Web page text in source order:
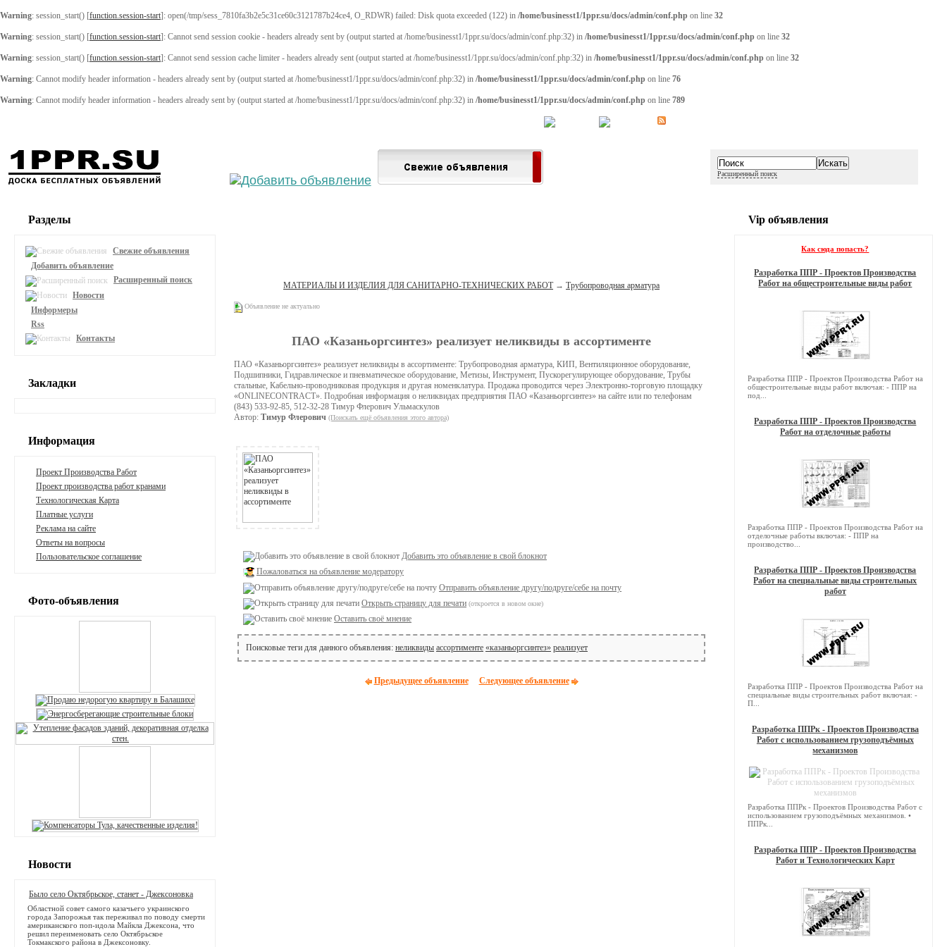
Warning: session_start() [function.session-start]: open(/tmp/sess_7810fa3b2e5c31ce60c3121787b24ce4, O_RDWR) failed: Disk quota exceeded (122) in /home/businesst1/1ppr.su/docs/admin/conf.php on line 32
Warning: session_start() [function.session-start]: Cannot send session cookie - headers already sent by (output started at /home/businesst1/1ppr.su/docs/admin/conf.php:32) in /home/businesst1/1ppr.su/docs/admin/conf.php on line 32
Warning: session_start() [function.session-start]: Cannot send session cache limiter - headers already sent (output started at /home/businesst1/1ppr.su/docs/admin/conf.php:32) in /home/businesst1/1ppr.su/docs/admin/conf.php on line 32
Warning: Cannot modify header information - headers already sent by (output started at /home/businesst1/1ppr.su/docs/admin/conf.php:32) in /home/businesst1/1ppr.su/docs/admin/conf.php on line 76
Warning: Cannot modify header information - headers already sent by (output started at /home/businesst1/1ppr.su/docs/admin/conf.php:32) in /home/businesst1/1ppr.su/docs/admin/conf.php on line 789
Расширенный поиск
МАТЕРИАЛЫ И ИЗДЕЛИЯ ДЛЯ САНИТАРНО-ТЕХНИЧЕСКИХ РАБОТ→Трубопроводная арматура
Объявление не актуально
ПАО «Казаньоргсинтез» реализует неликвиды в ассортименте
ПАО «Казаньоргсинтез» реализует неликвиды в ассортименте: Трубопроводная арматура, КИП, Вентиляционное оборудование,
Подшипники, Гидравлическое и пневматическое оборудование, Метизы, Инструмент, Пускорегулирующее оборудование, Трубы
стальные, Кабельно-проводниковая продукция и другая номенклатура. Продажа проводится через Электронно-торговую площадку
«ONLINECONTRACT». Подробная информация о неликвидах предприятия ПАО «Казаньоргсинтез» на сайте или по телефонам
(843) 533-92-85, 512-32-28 Тимур Флерович Ульмаскулов
Автор: Тимур Флерович (Поискать ещё объявления этого автора)
Добавить это объявление в свой блокнот
Пожаловаться на объявление модератору
Отправить объявление другу/подруге/себе на почту
Открыть страницу для печати (откроется в новом окне)
Оставить своё мнение
Поисковые теги для данного объявления: неликвиды ассортименте «казаньоргсинтез» реализует
Предыдущее объявление Следующее объявление
Разделы
Свежие объявления
Добавить объявление
Расширенный поиск
Новости
Информеры
Rss
Контакты
Закладки
Информация
Проект Производства Работ
Проект производства работ кранами
Технологическая Карта
Платные услуги
Реклама на сайте
Ответы на вопросы
Пользовательское соглашение
Фото-объявления
Новости
Было село Октябрьское, станет - Джексоновка
Областной совет самого казачьего украинского
города Запорожья так переживал по поводу смерти
американского поп-идола Майкла Джексона, что
решил переименовать село Октябрьское
Токмакского района в Джексоновку.
Vip объявления
Как сюда попасть?
Разработка ППР - Проектов Производства
Работ на общестроительные виды работ
Разработка ППР - Проектов Производства Работ на
общестроительные виды работ включая: - ППР на
под...
Разработка ППР - Проектов Производства
Работ на отделочные работы
Разработка ППР - Проектов Производства Работ на
отделочные работы включая: - ППР на
производство...
Разработка ППР - Проектов Производства
Работ на специальные виды строительных
работ
Разработка ППР - Проектов Производства Работ на
специальные виды строительных работ включая: -
П...
Разработка ППРк - Проектов Производства
Работ с использованием грузоподъёмных
механизмов
Разработка ППРк - Проектов Производства Работ с
использованием грузоподъёмных механизмов. •
ППРк...
Разработка ППР - Проектов Производства
Работ и Технологических Карт